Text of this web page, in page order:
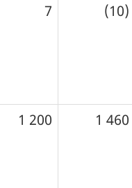
7 (10)
1 200 1 460